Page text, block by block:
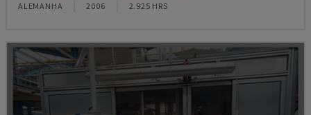
ALEMANHA 2006 2.925 HRS